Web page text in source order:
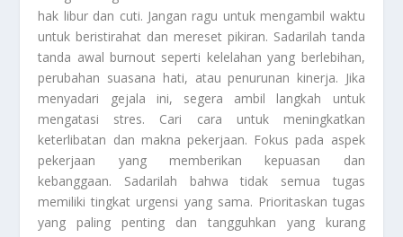
hak libur dan cuti. Jangan ragu untuk mengambil waktu
untuk beristirahat dan mereset pikiran. Sadarilah tanda
tanda awal burnout seperti kelelahan yang berlebihan,
perubahan suasana hati, atau penurunan kinerja. Jika
menyadari gejala ini, segera ambil langkah untuk
mengatasi stres. Cari cara untuk meningkatkan
keterlibatan dan makna pekerjaan. Fokus pada aspek
pekerjaan yang memberikan kepuasan dan
kebanggaan. Sadarilah bahwa tidak semua tugas
memiliki tingkat urgensi yang sama. Prioritaskan tugas
yang paling penting dan tangguhkan yang kurang